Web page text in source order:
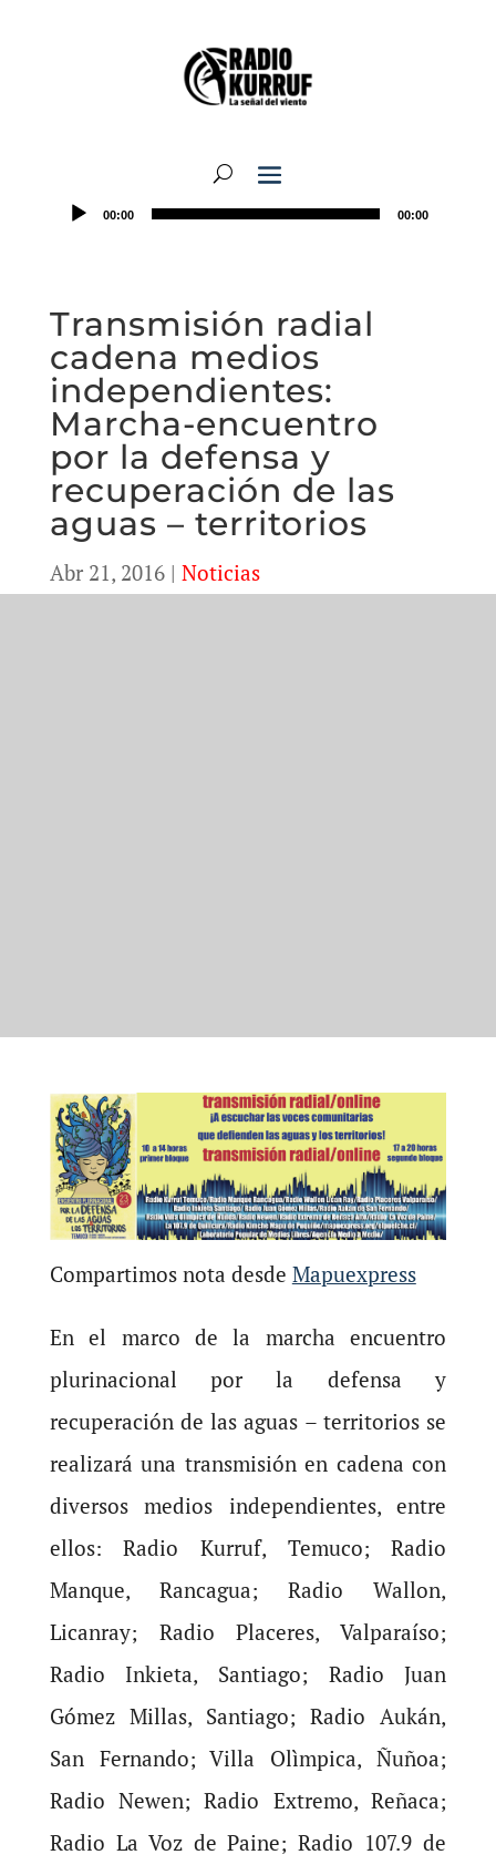
00:00 00:00
Transmisión radial
cadena medios
independientes:
Marcha-encuentro
por la defensa y
recuperación de las
aguas – territorios
Abr 21, 2016| Noticias
Compartimos nota desde Mapuexpress
En el marco de la marcha encuentro
plurinacional por la defensa y
recuperación de las aguas – territorios se
realizará una transmisión en cadena con
diversos medios independientes, entre
ellos: Radio Kurruf, Temuco; Radio
Manque, Rancagua; Radio Wallon,
Licanray; Radio Placeres, Valparaíso;
Radio Inkieta, Santiago; Radio Juan
Gómez Millas, Santiago; Radio Aukán,
San Fernando; Villa Olìmpica, Ñuñoa;
Radio Newen; Radio Extremo, Reñaca;
Radio La Voz de Paine; Radio 107.9 de